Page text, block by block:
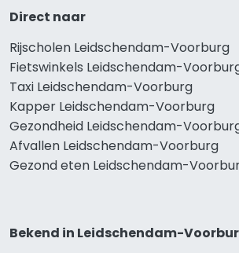
Direct naar
Rijscholen Leidschendam-Voorburg
Fietswinkels Leidschendam-
Taxi Leidschendam-Voorburg
Kapper Leidschendam-Voorburg
Gezondheid Leidschendam-
Afvallen Leidschendam-Voorburg
Gezond eten Leidschendam-
Bekend in Leidschendam-